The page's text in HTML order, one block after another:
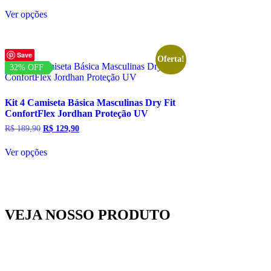
Ver opções
Save
Oferta!
32% OFF
Kit 4 Camiseta Básica Masculinas Dry Fit
ConfortFlex Jordhan Proteção UV
R$189,90 R$ 129,90
Ver opções
VEJA NOSSO PRODUTO